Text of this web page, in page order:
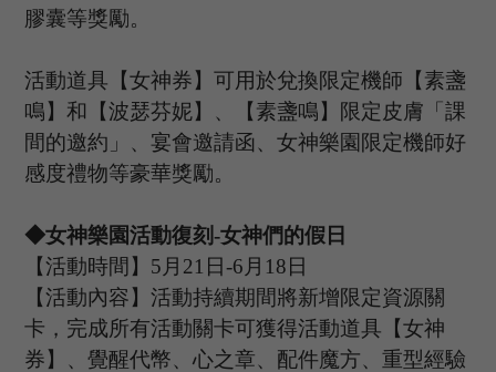
膠囊等獎勵。
活動道具【女神券】可用於兌換限定機師【素盞
鳴】和【波瑟芬妮】、【素盞鳴】限定皮膚「課
間的邀約」、宴會邀請函、女神樂園限定機師好
感度禮物等豪華獎勵。
◆女神樂園活動復刻-女神們的假日
【活動時間】 5 月 21 日-6 月 18日
【活動內容】活動持續期間將新增限定資源關
卡，完成所有活動關卡可獲得活動道具【女神
券】、覺醒代幣、心之章、配件魔方、重型經驗